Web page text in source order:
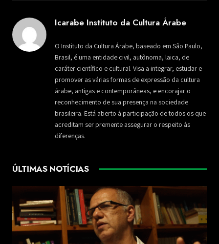
Icarabe Instituto da Cultura Árabe
O Instituto da Cultura Árabe, baseado em São Paulo,
Brasil, é uma entidade civil, autônoma, laica, de
caráter científico e cultural. Visa a integrar, estudar e
promover as várias formas de expressão da cultura
árabe, antigas e contemporâneas, e encorajar o
reconhecimento de sua presença na sociedade
brasileira. Está aberto à participação de todos os que
acreditam ser premente assegurar o respeito às
diferenças.
ÚLTIMAS NOTÍCIAS